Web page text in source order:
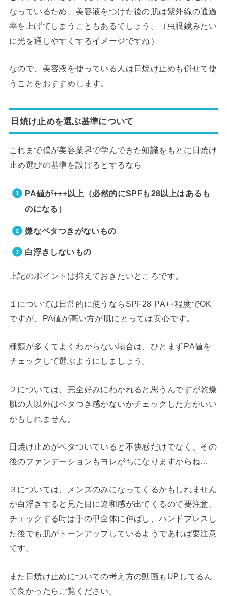
なっているため、美容液をつけた後の肌は紫外線の通過
率を上げてしまうこともあるでしょう。（虫眼鏡みたい
に光を通しやすくするイメージですね）
なので、美容液を使っている人は日焼け止めも併せて使
うことをおすすめします。
日焼け止めを選ぶ基準について
これまで僕が美容業界で学んできた知識をもとに日焼け
止め選びの基準を設けるとするなら
PA値が+++以上
（必然的にSPFも28以上はあるも
のになる）
嫌なベタつきがないもの
白浮きしないもの
上記のポイントは抑えておきたいところです。
１については日常的に使うならSPF28 PA++程度でOK
ですが、PA値が高い方が肌にとっては安心です。
種類が多くてよくわからない場合は、ひとまずPA値を
チェックして選ぶようにしましょう。
２については、完全好みにわかれると思うんですが乾燥
肌の人以外はベタつき感がないかチェックした方がいい
かもしれません。
日焼け止めがベタついていると不快感だけでなく、その
後のファンデーションもヨレがちになりますからね…
３については、メンズのみになってくるかもしれません
が白浮きすると見た目に違和感が出てくるので要注意。
チェックする時は手の甲全体に伸ばし、ハンドプレスし
た後でも肌がトーンアップしているようであれば要注意
です。
また日焼け止めについての考え方の動画もUPしてるん
で良かったらご覧ください。